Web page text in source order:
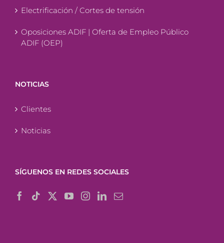
Electrificación / Cortes de tensión
Oposiciones ADIF | Oferta de Empleo Público
ADIF (OEP)
NOTICIAS
Clientes
Noticias
SÍGUENOS EN REDES SOCIALES